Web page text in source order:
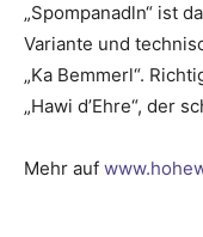
„Spompanadln“ ist
Variante und
„Ka Bemmerl“.
„Hawi d’Ehre“, der
Mehr auf